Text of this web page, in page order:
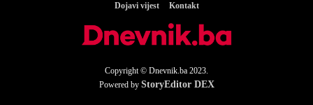
Dojavi vijest
Kontakt
Copyright © Dnevnik.ba 2023.
Powered by StoryEditor DEX